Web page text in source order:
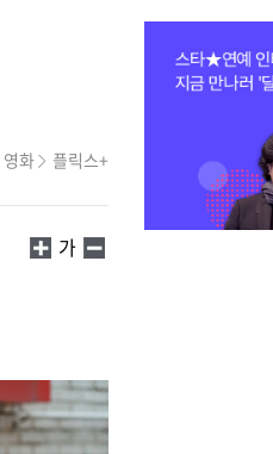
영화 플릭스+
가